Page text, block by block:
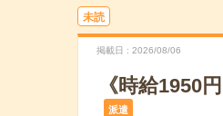
未読
掲載日 2026/08/06
《時給1950
派遣